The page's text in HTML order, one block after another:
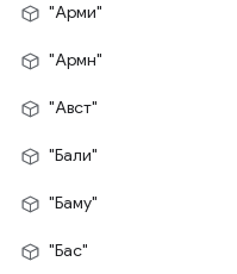
"Арми"
"Армн"
"Авст"
"Бали"
"Баму"
"Бас"